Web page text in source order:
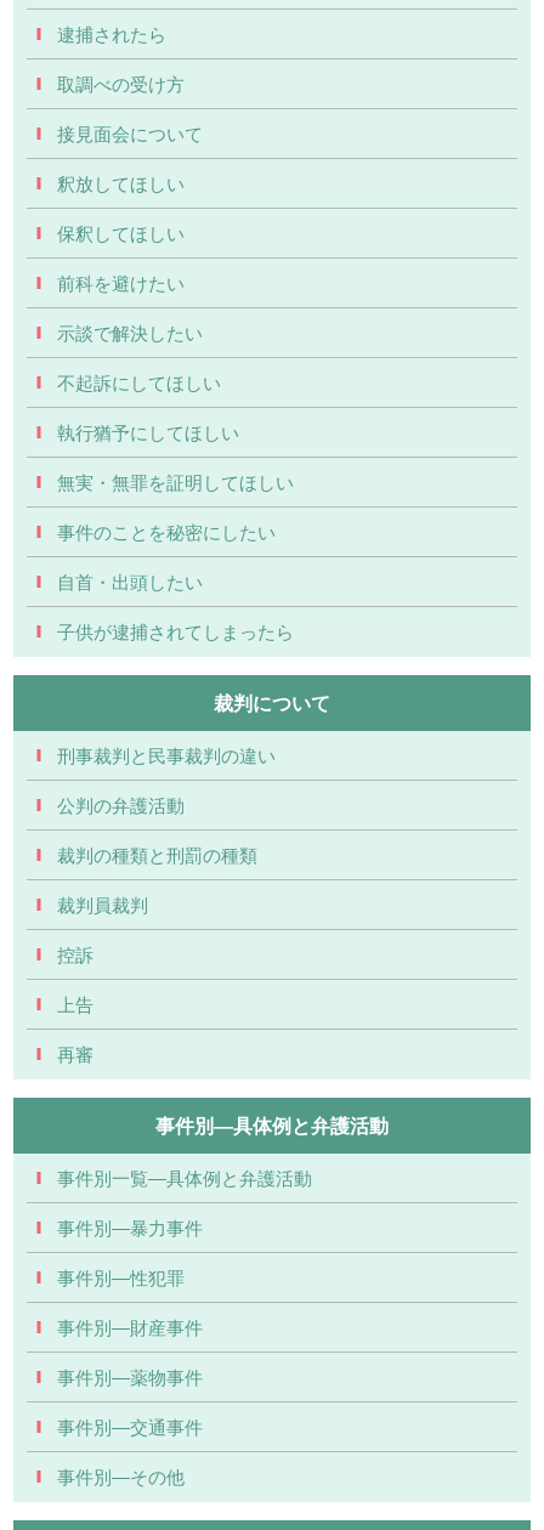
逮捕されたら
取調べの受け方
接見面会について
釈放してほしい
保釈してほしい
前科を避けたい
示談で解決したい
不起訴にしてほしい
執行猶予にしてほしい
無実・無罪を証明してほしい
事件のことを秘密にしたい
自首・出頭したい
子供が逮捕されてしまったら
裁判について
刑事裁判と民事裁判の違い
公判の弁護活動
裁判の種類と刑罰の種類
裁判員裁判
控訴
上告
再審
事件別―具体例と弁護活動
事件別一覧―具体例と弁護活動
事件別―暴力事件
事件別―性犯罪
事件別―財産事件
事件別―薬物事件
事件別―交通事件
事件別―その他